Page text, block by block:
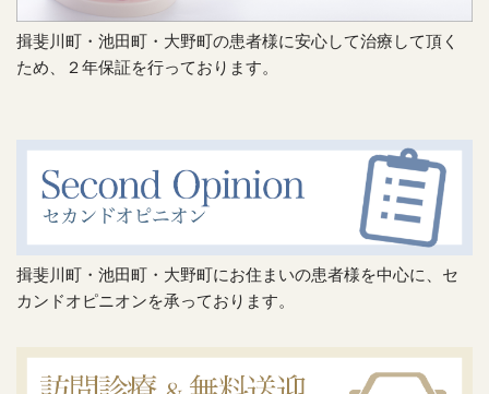
揖斐川町・池田町・大野町の患者様に安心して治療して頂く
ため、２年保証を行っております。
揖斐川町・池田町・大野町にお住まいの患者様を中心に、セ
カンドオピニオンを承っております。